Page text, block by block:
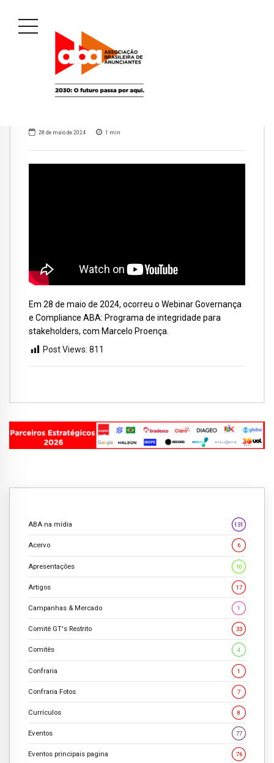
28 de maio de 2024 1 min
Em 28 de maio de 2024, ocorreu o Webinar Governança
e Compliance ABA: Programa de integridade para
stakeholders, com Marcelo Proença.
Post Views: 811
ABA na mídia 131
Acervo 6
Apresentações 10
Artigos 17
Campanhas & Mercado 1
Comitê GT's Restrito 33
Comitês 4
Confraria 1
Confraria Fotos 7
Currículos 8
Eventos 77
Eventos principais pagina 76